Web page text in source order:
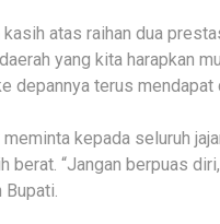
atas raihan dua
yang kita harapkan
depannya terus mendapat
kepada seluruh
berat. “Jangan berpuas